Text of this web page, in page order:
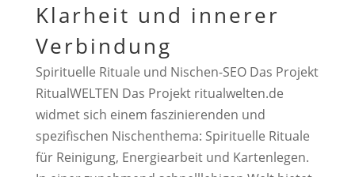
Klarheit und innerer
Verbindung
Spirituelle Rituale und Nischen-SEO Das Projekt
RitualWELTEN Das Projekt ritualwelten.de
widmet sich einem faszinierenden und
spezifischen Nischenthema: Spirituelle Rituale
für Reinigung, Energiearbeit und Kartenlegen.